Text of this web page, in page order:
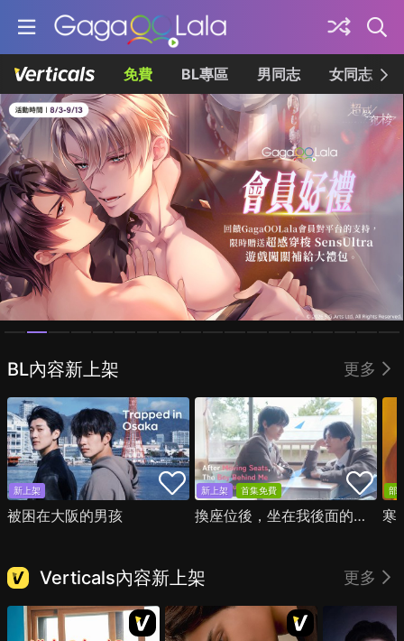
免費 BL專區 男同志 女同志
Homepage
BL內容新上架 更多
新上架
被困在大阪的男孩
新上架 首集免費
換座位後，坐在我後面的男生好像喜歡我
部
寒
Verticals內容新上架 更多